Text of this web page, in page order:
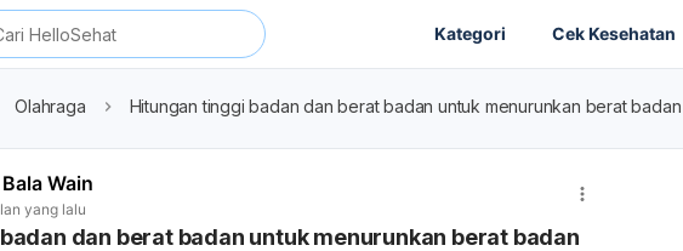
Kategori Cek Kesehatan
Olahraga Hitungan tinggi badan dan berat badan untuk menurunkan berat
Wain
yang lalu
dan berat badan untuk menurunkan berat badan